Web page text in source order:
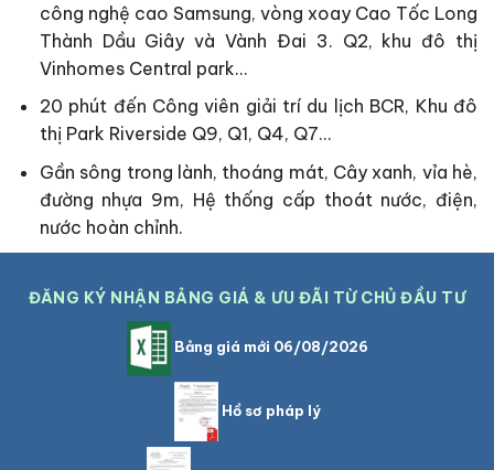
công nghệ cao Samsung, vòng xoay Cao Tốc Long
Thành Dầu Giây và Vành Đai 3. Q2, khu đô thị
Vinhomes Central park…
20 phút đến Công viên giải trí du lịch BCR, Khu đô
thị Park Riverside Q9, Q1, Q4, Q7…
Gần sông trong lành, thoáng mát, Cây xanh, vỉa hè,
đường nhựa 9m, Hệ thống cấp thoát nước, điện,
nước hoàn chỉnh.
ĐĂNG KÝ NHẬN BẢNG GIÁ & ƯU ĐÃI TỪ CHỦ ĐẦU TƯ
Bảng giá mới 06/08/2026
Hồ sơ pháp lý